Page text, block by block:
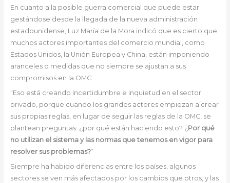
En cuanto a la posible guerra comercial que puede estar
gestándose desde la llegada de la nueva administración
estadounidense, Luz María de la Mora indicó que es cierto que
muchos actores importantes del comercio mundial, como
Estados Unidos, la Unión Europea y China, están imponiendo
aranceles o medidas que no siempre se ajustan a sus
compromisos en la OMC.
“Eso está creando incertidumbre e inquietud en el sector
privado, porque cuando los grandes actores empiezan a crear
sus propias reglas, en lugar de seguir las reglas de la OMC, se
plantean preguntas: ¿por qué están haciendo esto? ¿ Por qué
no utilizan el sistema y las normas que tenemos en vigor para
resolver sus problemas?”
Siempre ha habido diferencias entre los países, algunos
sectores se ven más afectados por los cambios que otros, y las